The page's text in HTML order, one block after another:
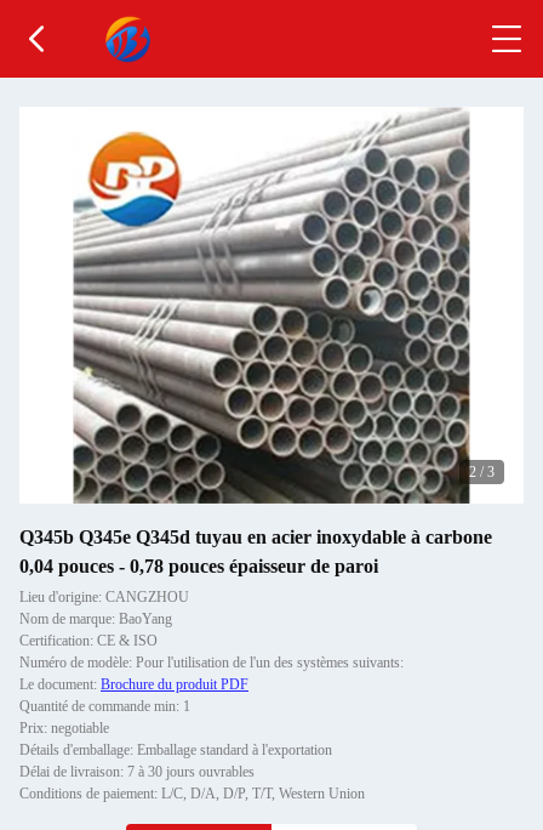
2 / 3
Q345b Q345e Q345d tuyau en acier inoxydable à carbone
0,04 pouces - 0,78 pouces épaisseur de paroi
Lieu d'origine: CANGZHOU
Nom de marque: BaoYang
Certification: CE & ISO
Numéro de modèle: Pour l'utilisation de l'un des systèmes suivants:
Le document: Brochure du produit PDF
Quantité de commande min: 1
Prix: negotiable
Détails d'emballage: Emballage standard à l'exportation
Délai de livraison: 7 à 30 jours ouvrables
Conditions de paiement: L/C, D/A, D/P, T/T, Western Union